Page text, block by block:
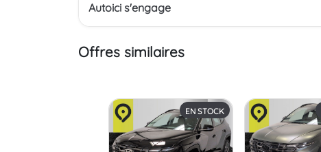
Autoici s'engage
Offres similaires
EN STOCK